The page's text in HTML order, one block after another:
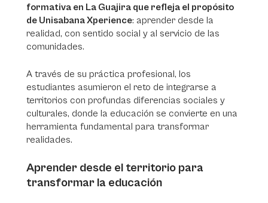
formativa en La Guajira que refleja el propósito
de Unisabana Xperience: aprender desde la
realidad, con sentido social y al servicio de las
comunidades.
A través de su práctica profesional, los
estudiantes asumieron el reto de integrarse a
territorios con profundas diferencias sociales y
culturales, donde la educación se convierte en una
herramienta fundamental para transformar
realidades.
Aprender desde el territorio para
transformar la educación